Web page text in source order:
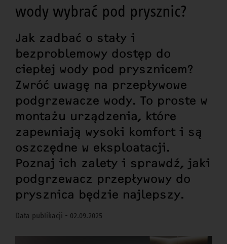
wody wybrać pod prysznic?
Jak zadbać o stały i
bezproblemowy dostęp do
ciepłej wody pod prysznicem?
Zwróć uwagę na przepływowe
podgrzewacze wody. To proste w
montażu urządzenia, które
zapewniają wysoki komfort i są
oszczędne w eksploatacji.
Poznaj ich zalety i sprawdź, jaki
podgrzewacz przepływowy do
prysznica będzie najlepszy.
Data publikacji - 02.09.2025